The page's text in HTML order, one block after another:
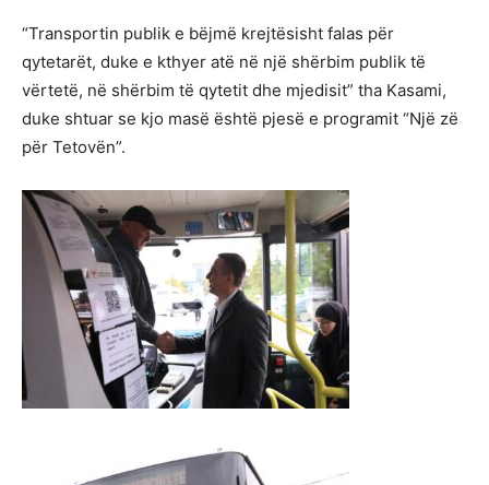
“Transportin publik e bëjmë krejtësisht falas për
qytetarët, duke e kthyer atë në një shërbim publik të
vërtetë, në shërbim të qytetit dhe mjedisit” tha Kasami,
duke shtuar se kjo masë është pjesë e programit “Një zë
për Tetovën”.